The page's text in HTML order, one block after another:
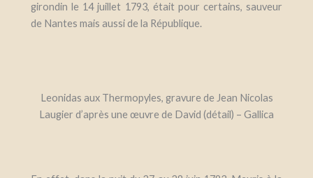
girondin le 14 juillet 1793, était pour certains, sauveur
de Nantes mais aussi de la République.
Leonidas aux Thermopyles, gravure de Jean Nicolas
Laugier d’après une œuvre de David (détail) – Gallica